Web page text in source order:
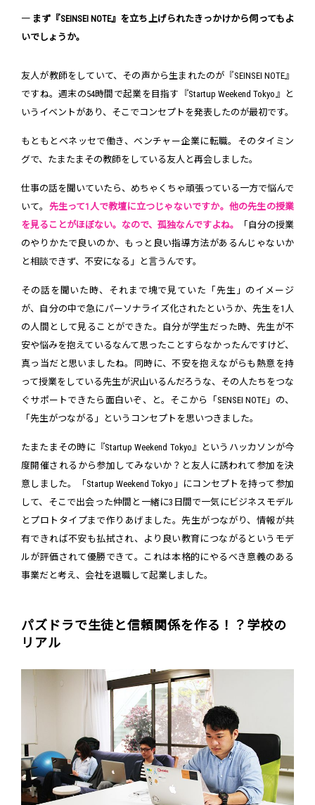
― まず『SEINSEI NOTE』を立ち上げられたきっかけから伺ってもよ
いでしょうか。
友人が教師をしていて、その声から生まれたのが『SEINSEI NOTE』
ですね。週末の54時間で起業を目指す『Startup Weekend Tokyo』と
いうイベントがあり、そこでコンセプトを発表したのが最初です。
もともとベネッセで働き、ベンチャー企業に転職。そのタイミン
グで、たまたまその教師をしている友人と再会しました。
仕事の話を聞いていたら、めちゃくちゃ頑張っている一方で悩んで
いて。 先生って1人で教壇に立つじゃないですか。他の先生の授業
を見ることがほぼない。なので、孤独なんですよね。
「自分の授業
のやりかたで良いのか、もっと良い指導方法があるんじゃないか
と相談できず、不安になる」と言うんです。
その話を聞いた時、それまで塊で見ていた「先生」のイメージ
が、自分の中で急にパーソナライズ化されたというか、先生を1人
の人間として見ることができた。自分が学生だった時、先生が不
安や悩みを抱えているなんて思ったことすらなかったんですけど、
真っ当だと思いましたね。同時に、不安を抱えながらも熱意を持
って授業をしている先生が沢山いるんだろうな、その人たちをつな
ぐサポートできたら面白いぞ、と。そこから「SENSEI NOTE」の、
「先生がつながる」というコンセプトを思いつきました。
たまたまその時に『Startup Weekend Tokyo』というハッカソンが今
度開催されるから参加してみないか？と友人に誘われて参加を決
意しました。「Startup Weekend Tokyo」にコンセプトを持って参加
して、そこで出会った仲間と一緒に3日間で一気にビジネスモデル
とプロトタイプまで作りあげました。先生がつながり、情報が共
有できれば不安も払拭され、より良い教育につながるというモデ
ルが評価されて優勝できて。これは本格的にやるべき意義のある
事業だと考え、会社を退職して起業しました。
パズドラで生徒と信頼関係を作る！？学校の
リアル